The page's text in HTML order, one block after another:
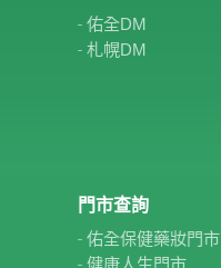
佑全DM
札幌DM
門市查詢
佑全保健藥妝門市
健康人生門市